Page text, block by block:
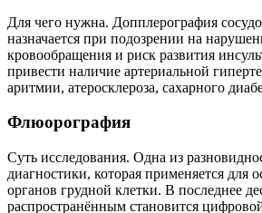
Для чего нужна. Допплерография
назначается при подозрении на
кровообращения и риск развития
привести наличие артериальной
аритмии, атеросклероза, сахарного
Флюорография
Суть исследования. Одна из
диагностики, которая применяется для
органов грудной клетки. В последнее
распространённым становится